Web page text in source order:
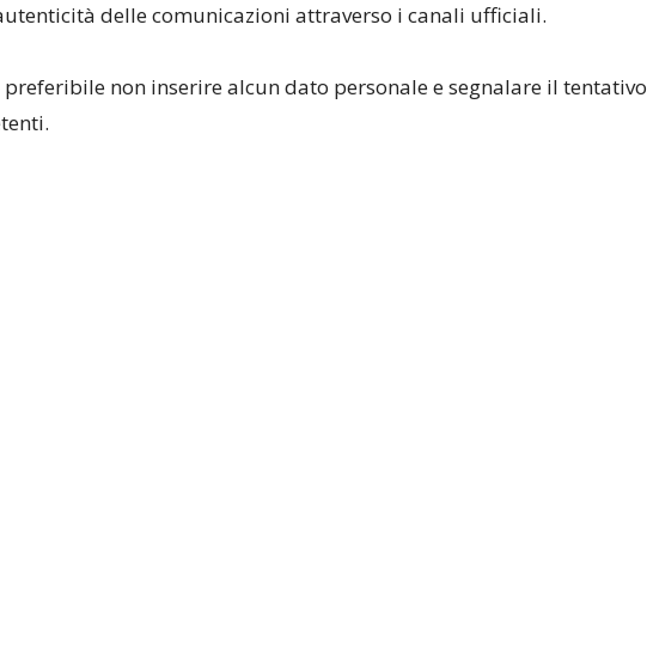
delle comunicazioni attraverso i canali ufficiali.
non inserire alcun dato personale e segnalare il tentativo